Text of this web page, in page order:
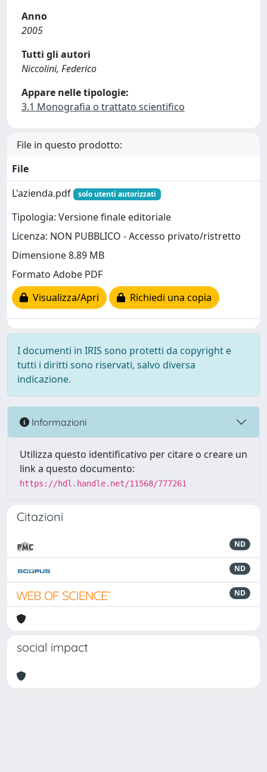
Anno
2005
Tutti gli autori
Niccolini, Federico
Appare nelle tipologie:
3.1 Monografia o trattato scientifico
File in questo prodotto:
File
L'azienda.pdf
solo utenti autorizzati
Tipologia: Versione finale editoriale
Licenza: NON PUBBLICO - Accesso privato/ristretto
Dimensione 8.89 MB
Formato Adobe PDF
Visualizza/Apri
Richiedi una copia
I documenti in IRIS sono protetti da copyright e
tutti i diritti sono riservati, salvo diversa
indicazione.
Informazioni
Utilizza questo identificativo per citare o creare un
link a questo documento:
https://hdl.handle.net/11568/777261
Citazioni
ND
ND
ND
social impact